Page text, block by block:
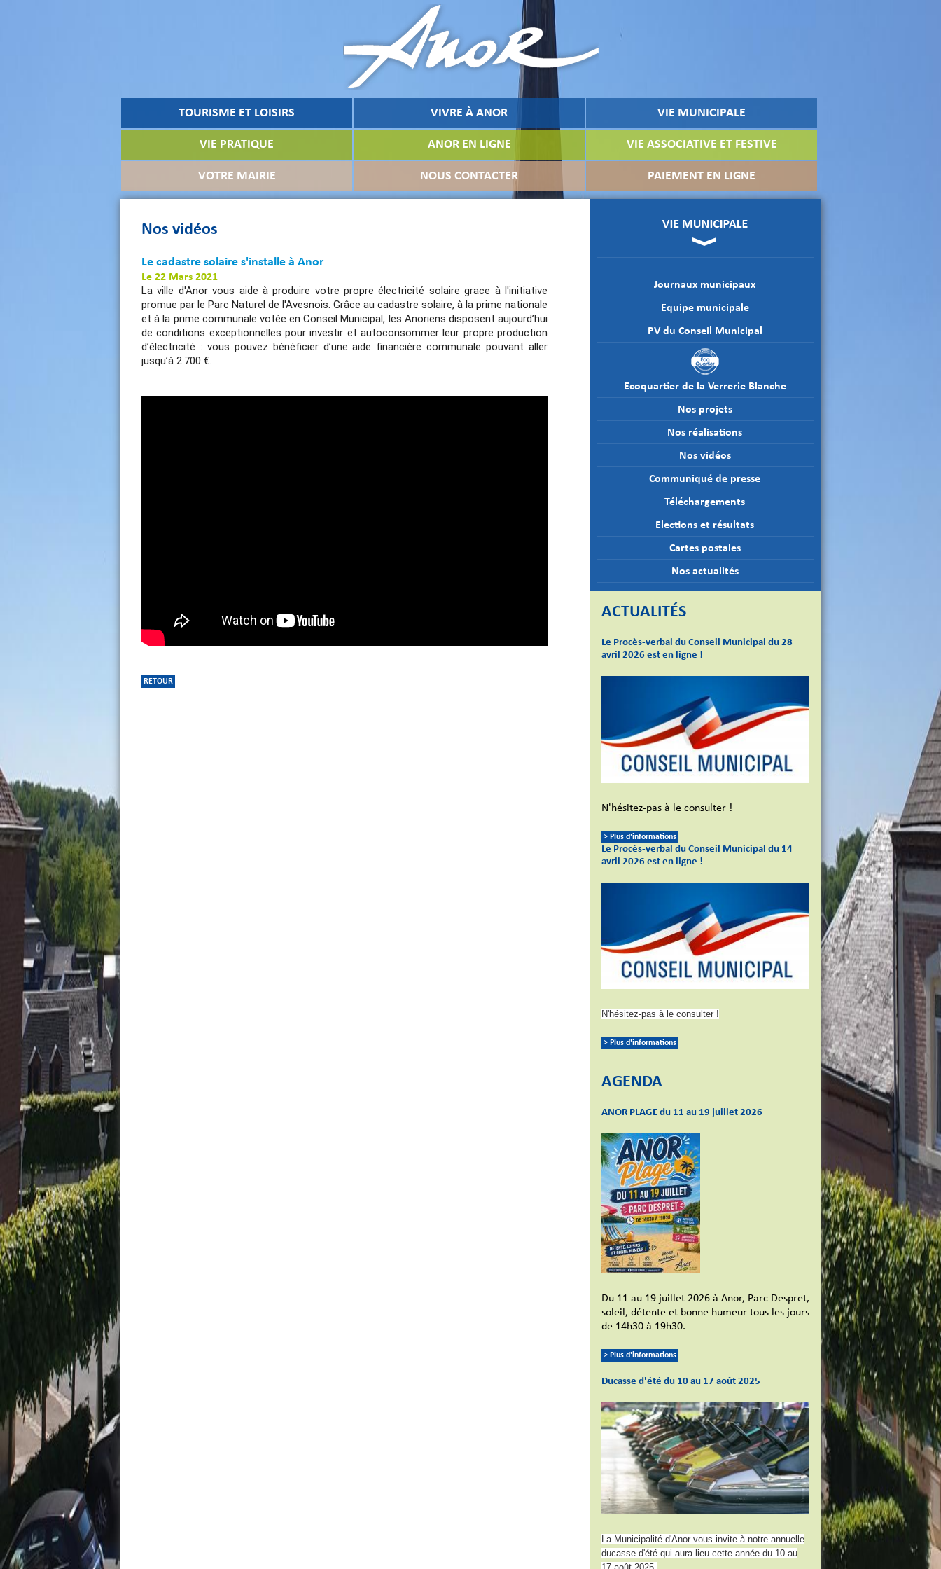
TOURISME ET LOISIRS VIVRE À ANOR VIE MUNICIPALE
VIE PRATIQUE ANOR EN LIGNE VIE ASSOCIATIVE ET FESTIVE
VOTRE MAIRIE NOUS CONTACTER PAIEMENT EN LIGNE
Journaux municipaux
Equipe municipale
PV du Conseil Municipal
Ecoquartier de la Verrerie Blanche
Nos projets
Nos réalisations
Nos vidéos
Communiqué de presse
Téléchargements
Elections et résultats
Cartes postales
Nos actualités
ACTUALITÉS
Le Procès-verbal du Conseil Municipal du 28
avril 2026 est en ligne !
N'hésitez-pas à le consulter !
> Plus d'informations
Le Procès-verbal du Conseil Municipal du 14
avril 2026 est en ligne !
N'hésitez-pas à le consulter !
> Plus d'informations
AGENDA
ANOR PLAGE du 11 au 19 juillet 2026
Du 11 au 19 juillet 2026 à Anor, Parc Despret,
soleil, détente et bonne humeur tous les jours
de 14h30 à 19h30.
> Plus d'informations
Ducasse d'été du 10 au 17 août 2025
La Municipalité d'Anor vous invite à notre annuelle
ducasse d'été qui aura lieu cette année du 10 au
Nos vidéos
Le cadastre solaire s'installe à Anor
Le 22 Mars 2021
La ville d'Anor vous aide à produire votre propre électricité solaire grace à l'initiative
promue par le Parc Naturel de l'Avesnois. Grâce au cadastre solaire, à la prime nationale
et à la prime communale votée en Conseil Municipal, les Anoriens disposent aujourd’hui
de conditions exceptionnelles pour investir et autoconsommer leur propre production
d’électricité : vous pouvez bénéficier d’une aide financière communale pouvant aller
jusqu’à 2.700 €.
RETOUR